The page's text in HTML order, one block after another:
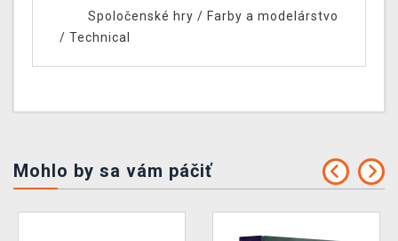
Spoločenské hry / Farby a modelárstvo
/ Technical
Mohlo by sa vám páčiť